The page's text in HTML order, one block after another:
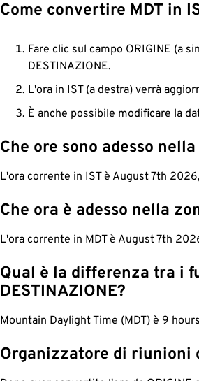
Come convertire MDT in
Fare clic sul campo ORIGINE (a
DESTINAZIONE.
L'ora in IST (a destra) verrà
È anche possibile modificare la
Che ore sono adesso
L'ora corrente in IST è August 7th
Che ora è adesso nella
L'ora corrente in MDT è August 7th
Qual è la differenza tra i
DESTINAZIONE?
Mountain Daylight Time (MDT) è 9
Organizzatore di riunioni